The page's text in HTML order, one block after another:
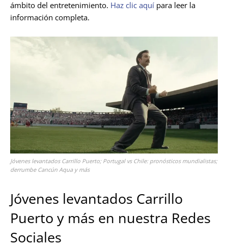
ámbito del entretenimiento. Haz clic aquí para leer la
información completa.
Jóvenes levantados Carrillo Puerto; Portugal vs Chile: pronósticos mundialistas;
derrumbe Cancún Aqua y más
Jóvenes levantados Carrillo
Puerto y más en nuestra Redes
Sociales